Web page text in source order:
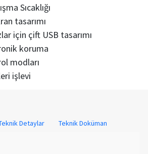
Sıcaklığı
tasarımı
için çift USB tasarımı
koruma
modları
işlevi
Detaylar Teknik Doküman